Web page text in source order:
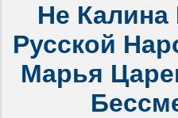
Не Калина
Русской
Марья